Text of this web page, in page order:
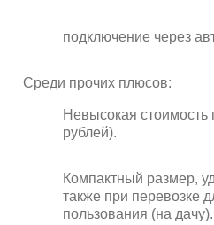
подключение через
Среди прочих плюсов:
Невысокая
рублей).
Компактный размер,
также при перевозке
пользования (на дачу).